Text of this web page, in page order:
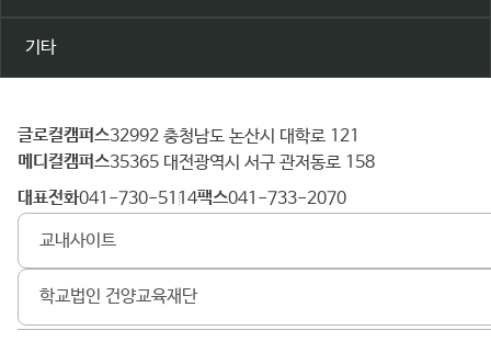
기타
건
양
대
학
글로컬캠퍼스 32992 충청남도 논산시 대학로 121
메디컬캠퍼스 35365 대전광역시 서구 관저동로 158
대표전화 041-730-5114 팩스 041-733-2070
교내사이트
학교법인 건양교육재단